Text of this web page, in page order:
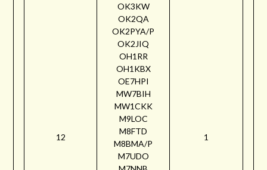
12
OK3KW
OK2QA
OK2PYA/P
OK2JIQ
OH1RR
OH1KBX
OE7HPI
MW7BIH
MW1CKK
M9LOC
M8FTD
M8BMA/P
M7UDO
1